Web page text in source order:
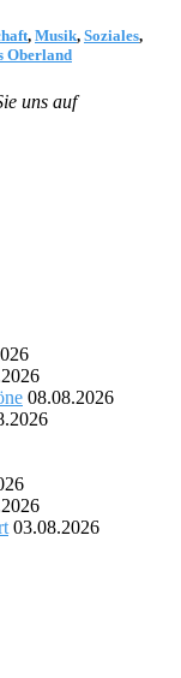
, Musik, Soziales,
Oberland
uns auf
08.08.2026
03.08.2026